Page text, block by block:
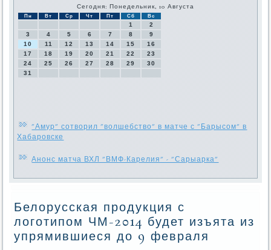
Сегодня: Понедельник, 10 Августа
Пн Вт Ср Чт Пт Сб Вс
1
2
3
4 5 6 7 8
9
10
11 12 13 14 15
16
17
18 19 20 21 22
23
24
25 26 27 28 29
30
31
"Амур" сотворил "волшебство" в матче с "Барысом" в
Хабаровске
Анонс матча ВХЛ "ВМФ-Карелия" - "Сарыарка"
Белорусская продукция с
логотипом ЧМ-2014 будет изъята из
упрямившиеся до 9 февраля